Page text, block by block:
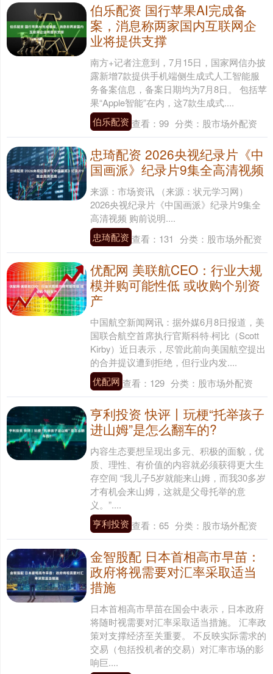
伯乐配资 国行苹果AI完成备
案，消息称两家国内互联网企
业将提供支撑
南方+记者注意到，7月15日，国家网信办披
露新增7款提供手机端侧生成式人工智能服
务备案信息，备案日期均为7月8日。 包括苹
果“Apple智能”在内，这7款生成式....
伯乐配资 查看： 99 分类： 股市场外配资
忠琦配资 2026央视纪录片《中
国画派》纪录片9集全高清视频
来源：市场资讯 （来源：状元学习网）
2026央视纪录片《中国画派》纪录片9集全
高清视频 购前说明....
忠琦配资 查看： 131 分类： 股市场外配资
优配网 美联航CEO：行业大规
模并购可能性低 或收购个别资
产
中国航空新闻网讯：据外媒6月8日报道，美
国联合航空首席执行官斯科特·柯比（Scott
Kirby）近日表示，尽管此前向美国航空提出
的合并提议遭到拒绝，但行业内发....
优配网 查看： 129 分类： 股市场外配资
亨利投资 快评丨玩梗“托举孩子
进山姆”是怎么翻车的?
内容生态要想呈现出多元、积极的面貌，优
质、理性、有价值的内容就必须获得更大生
存空间 “我儿子5岁就能来山姆，而我30多岁
才有机会来山姆，这就是父母托举的意
义。”....
亨利投资 查看： 65 分类： 股市场外配资
金智股配 日本首相高市早苗：
政府将视需要对汇率采取适当
措施
日本首相高市早苗在国会中表示，日本政府
将随时视需要对汇率采取适当措施。 汇率政
策对支撑经济至关重要。 不反映实际需求的
交易（包括投机者的交易）对汇率市场的影
响巨....